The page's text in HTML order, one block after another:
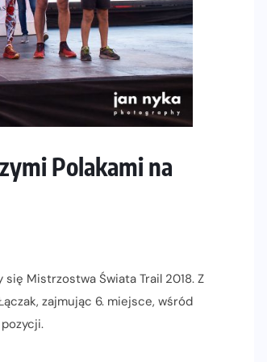
Polakami na
Mistrzostwa Świata Trail 2018. Z
zajmując 6. miejsce, wśród